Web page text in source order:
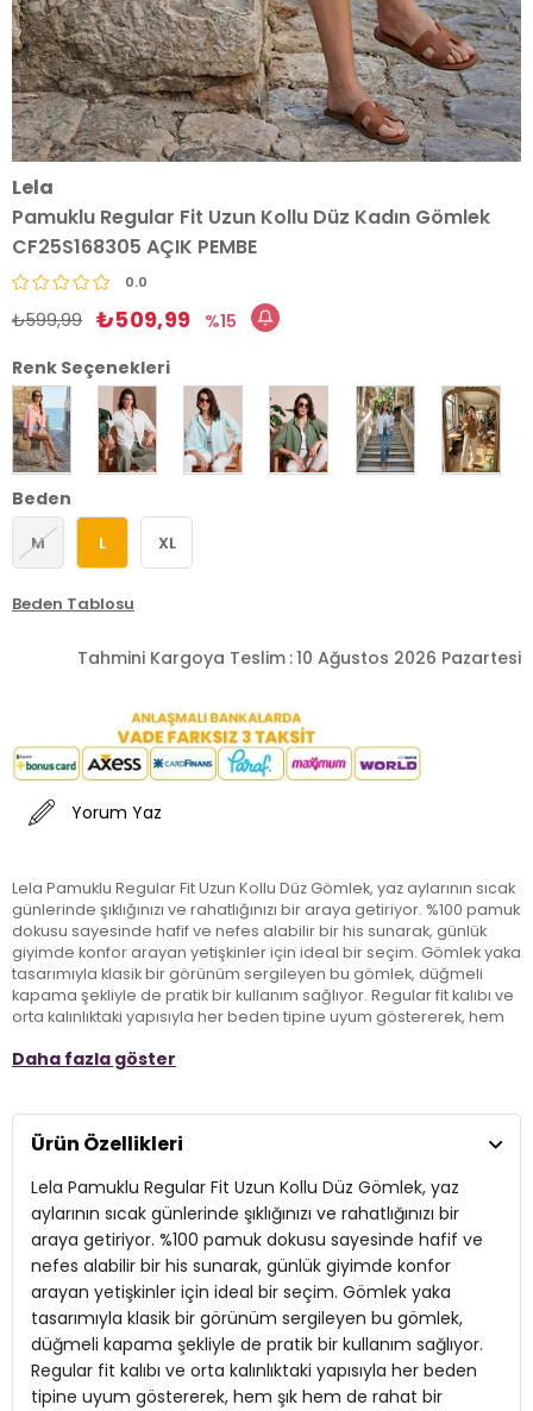
Lela
Pamuklu Regular Fit Uzun Kollu Düz Kadın Gömlek
CF25S168305 AÇIK PEMBE
0.0
₺599,99 ₺509,99
15
Renk Seçenekleri
Beden
M L XL
Beden Tablosu
Tahmini Kargoya Teslim :10 Ağustos 2026 Pazartesi
Yorum Yaz
Lela Pamuklu Regular Fit Uzun Kollu Düz Gömlek, yaz aylarının sıcak
günlerinde şıklığınızı ve rahatlığınızı bir araya getiriyor. %100 pamuk
dokusu sayesinde hafif ve nefes alabilir bir his sunarak, günlük
giyimde konfor arayan yetişkinler için ideal bir seçim. Gömlek yaka
tasarımıyla klasik bir görünüm sergileyen bu gömlek, düğmeli
kapama şekliyle de pratik bir kullanım sağlıyor. Regular fit kalıbı ve
orta kalınlıktaki yapısıyla her beden tipine uyum göstererek, hem
kollu tasarımı, güneşin zararlı etkilerinden korunmanıza yardımcı
gömlek, her kıyafetle rahatlıkla kombinlenebilir; dolayısıyla stilinize
zarif bir dokunuş katma zamanı.
Model:Gömlek
Giyim Tarzı:Günlük/Casual
Mevsim:Yazlık
Materyal:% 100 Pamuk
Yaka Tipi: Gömlek Yaka
Daha fazla göster
Ürün Özellikleri
Lela Pamuklu Regular Fit Uzun Kollu Düz Gömlek, yaz
aylarının sıcak günlerinde şıklığınızı ve rahatlığınızı bir
araya getiriyor. %100 pamuk dokusu sayesinde hafif ve
nefes alabilir bir his sunarak, günlük giyimde konfor
arayan yetişkinler için ideal bir seçim. Gömlek yaka
tasarımıyla klasik bir görünüm sergileyen bu gömlek,
düğmeli kapama şekliyle de pratik bir kullanım sağlıyor.
Regular fit kalıbı ve orta kalınlıktaki yapısıyla her beden
tipine uyum göstererek, hem şık hem de rahat bir